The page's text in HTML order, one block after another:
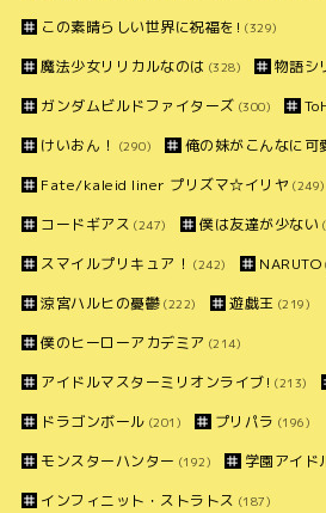
この素晴らしい世界に祝福を! (329)
魔法少女リリカルなのは (328) 物語シ
ガンダムビルドファイターズ (300)
けいおん！ (290) 俺の妹がこんなに可
Fate/kaleid liner プリズマ☆イリヤ (249)
コードギアス (247) 僕は友達が少ない
スマイルプリキュア！ (242) NARUTO
涼宮ハルヒの憂鬱 (222) 遊戯王 (219)
僕のヒーローアカデミア (214)
アイドルマスターミリオンライブ! (213)
ドラゴンボール (201) プリパラ (196)
モンスターハンター (192) 学園アイド
インフィニット・ストラトス (187)